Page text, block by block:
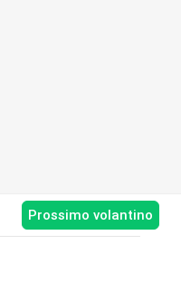
Prossimo volantino